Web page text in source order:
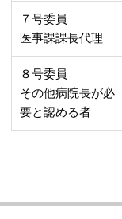
７号委員
医事課課長代理
８号委員
その他病院長が必
要と認める者